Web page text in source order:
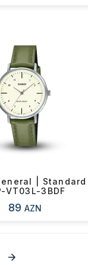
| Standard |
VT03L-3BDF
89 AZN